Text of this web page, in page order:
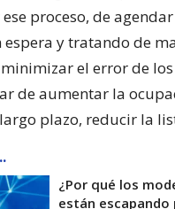
proceso, de
espera y tratando de
el error de
de aumentar la
plazo, reducir la
¿Por qué los
están escapando